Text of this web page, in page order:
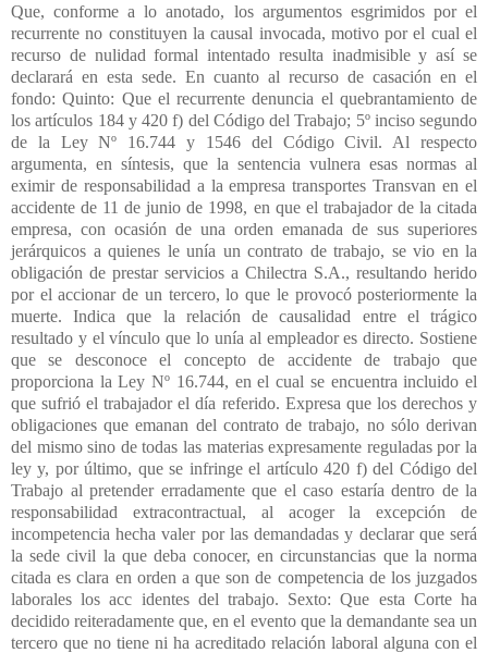
Que, conforme a lo anotado, los argumentos esgrimidos por el
recurrente no constituyen la causal invocada, motivo por el cual el
recurso de nulidad formal intentado resulta inadmisible y así se
declarará en esta sede. En cuanto al recurso de casación en el
fondo: Quinto: Que el recurrente denuncia el quebrantamiento de
los artículos 184 y 420 f) del Código del Trabajo; 5º inciso segundo
de la Ley Nº 16.744 y 1546 del Código Civil. Al respecto
argumenta, en síntesis, que la sentencia vulnera esas normas al
eximir de responsabilidad a la empresa transportes Transvan en el
accidente de 11 de junio de 1998, en que el trabajador de la citada
empresa, con ocasión de una orden emanada de sus superiores
jerárquicos a quienes le unía un contrato de trabajo, se vio en la
obligación de prestar servicios a Chilectra S.A., resultando herido
por el accionar de un tercero, lo que le provocó posteriormente la
muerte. Indica que la relación de causalidad entre el trágico
resultado y el vínculo que lo unía al empleador es directo. Sostiene
que se desconoce el concepto de accidente de trabajo que
proporciona la Ley Nº 16.744, en el cual se encuentra incluido el
que sufrió el trabajador el día referido. Expresa que los derechos y
obligaciones que emanan del contrato de trabajo, no sólo derivan
del mismo sino de todas las materias expresamente reguladas por la
ley y, por último, que se infringe el artículo 420 f) del Código del
Trabajo al pretender erradamente que el caso estaría dentro de la
responsabilidad extracontractual, al acoger la excepción de
incompetencia hecha valer por las demandadas y declarar que será
la sede civil la que deba conocer, en circunstancias que la norma
citada es clara en orden a que son de competencia de los juzgados
laborales los acc identes del trabajo. Sexto: Que esta Corte ha
decidido reiteradamente que, en el evento que la demandante sea un
tercero que no tiene ni ha acreditado relación laboral alguna con el